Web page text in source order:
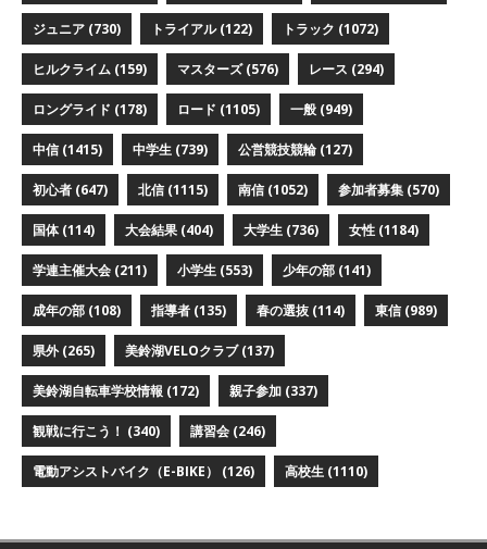
ジュニア (730) トライアル(122) トラック (1072)
ヒルクライム (159) マスターズ(576) レース (294)
ロングライド (178) ロード (1105) 一般 (949)
中信(1415) 中学生 (739) 公営競技競輪 (127)
初心者 (647) 北信(1115) 南信(1052) 参加者募集 (570)
国体(114) 大会結果 (404) 大学生 (736) 女性 (1184)
学連主催大会 (211) 小学生 (553) 少年の部 (141)
成年の部 (108) 指導者 (135) 春の選抜 (114) 東信(989)
県外(265) 美鈴湖VELOクラブ(137)
美鈴湖自転車学校情報 (172) 親子参加 (337)
観戦に行こう！ (340) 講習会 (246)
電動アシストバイク（E-BIKE） (126) 高校生 (1110)